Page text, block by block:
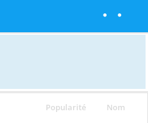
Popularité Nom